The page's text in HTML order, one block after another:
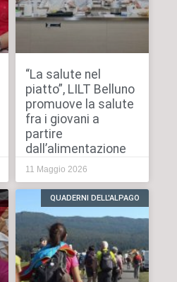
“La salute nel
piatto”, LILT Belluno
promuove la salute
fra i giovani a
partire
dall’alimentazione
11 Maggio 2026
QUADERNI DELL'ALPAGO